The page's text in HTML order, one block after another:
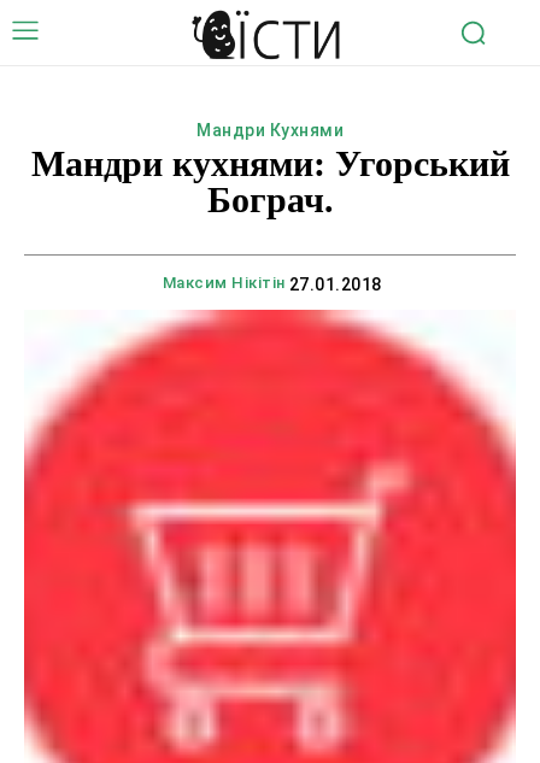
Мандри Кухнями
Мандри кухнями: Угорський
Бограч.
Максим Нікітін 27.01.2018